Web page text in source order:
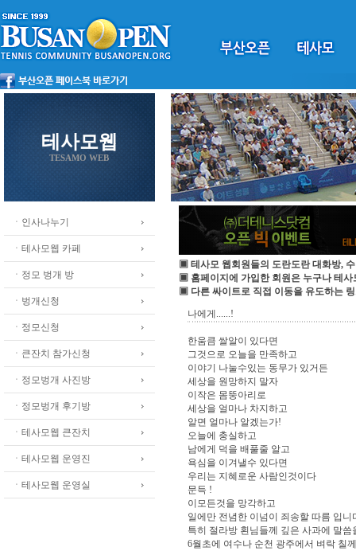
테사모웹
TESAMO WEB
ㆍ인사나누기
ㆍ테사모웹 카페
ㆍ정모 벙개 방
ㆍ벙개신청
ㆍ정모신청
ㆍ큰잔치 참가신청
ㆍ정모벙개 사진방
ㆍ정모벙개 후기방
ㆍ테사모웹 큰잔치
ㆍ테사모웹 운영진
ㆍ테사모웹 운영실
▣ 테사모 웹회원들의 도란도란 대화방,
▣ 홈페이지에 가입한 회원은 누구나 테사
▣ 다른 싸이트로 직접 이동을 유도하는
나에게......!
한움큼 쌀알이 있다면
그것으로 오늘을 만족하고
이야기 나눌수있는 동무가 있거든
세상을 원망하지 말자
이작은 몸뚱아리로
세상을 얼마나 차지하고
알면 얼마나 알겠는가!
오늘에 충실하고
남에게 덕을 배풀줄 알고
욕심을 이겨낼수 있다면
우리는 지혜로운 사람인것이다
문득 !
이모든것을 망각하고
일에만 전념한 이넘이 죄송할 따름 입니
특히 절라방 횐님들께 깊은 사과에 말씀
6월초에 여수나 순천 광주에서 벼락 칠